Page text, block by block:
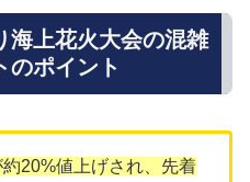
海上花火大会の混雑
のポイント
20%値上げされ、先着